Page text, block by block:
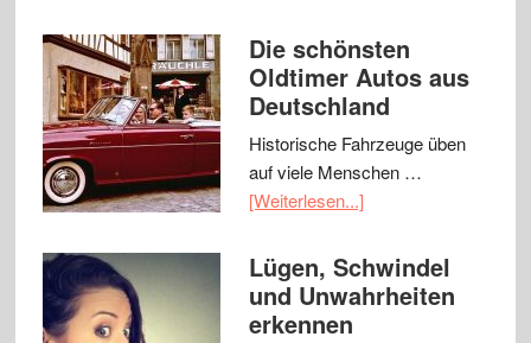
Die schönsten
Oldtimer Autos aus
Deutschland
Historische Fahrzeuge üben
auf viele Menschen …
[Weiterlesen...]
Lügen, Schwindel
und Unwahrheiten
erkennen